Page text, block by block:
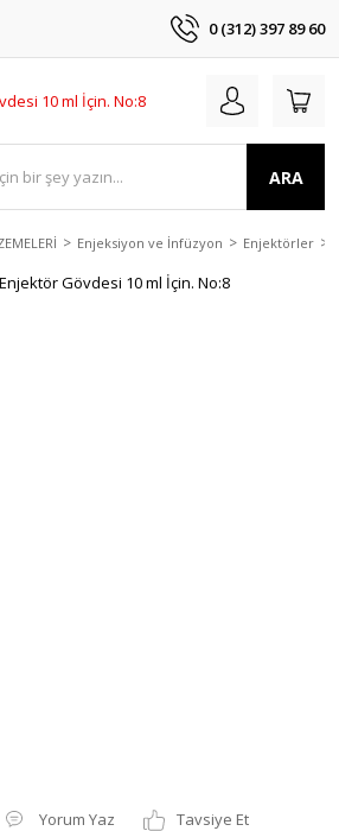
0 (312) 397 89 60
ARA
Enjeksiyon ve İnfüzyon Enjektörler
Yorum Yaz
Tavsiye Et